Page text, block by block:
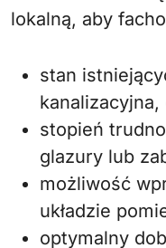
lokalną, aby
stan
stopień
glazury lub
możliwość
układzie
optymalny